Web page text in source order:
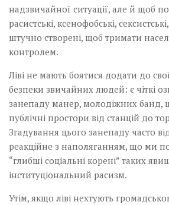
надзвичайної ситуації, але й щоб
расистські, ксенофобські,
штучно створені, щоб тримати
контролем.
Ліві не мають боятися додати до
безпеки звичайних людей: є чіткі
занепаду манер, молодіжних банд,
публічні простори від станцій до
Згадування цього занепаду часто
реакційне з наполяганням, що ми
“глибші соціальні корені” таких
інституціональний расизм.
Утім, якщо ліві нехтують